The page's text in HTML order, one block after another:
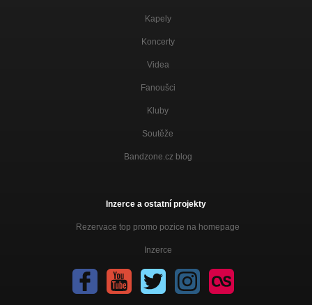
Kapely
Koncerty
Videa
Fanoušci
Kluby
Soutěže
Bandzone.cz blog
Inzerce a ostatní projekty
Rezervace top promo pozice na homepage
Inzerce